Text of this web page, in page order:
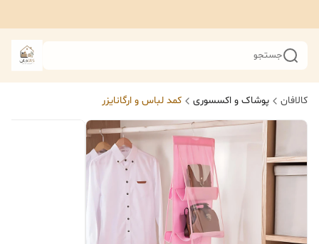
جستجو
کالافان پوشاک و اکسسوری کمد لباس و ارگانایزر